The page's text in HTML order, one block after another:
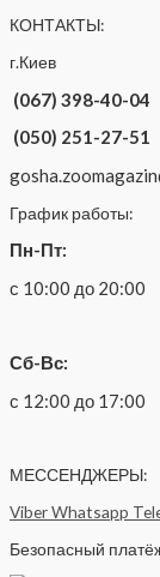
КОНТАКТЫ:
г.Киев
(067) 398-40-04
(050) 251-27-51
График работы:
Пн-Пт:
с 10:00 до 20:00
Сб-Вс:
с 12:00 до 17:00
МЕССЕНДЖЕРЫ:
ViberWhatsapp
Безопасный